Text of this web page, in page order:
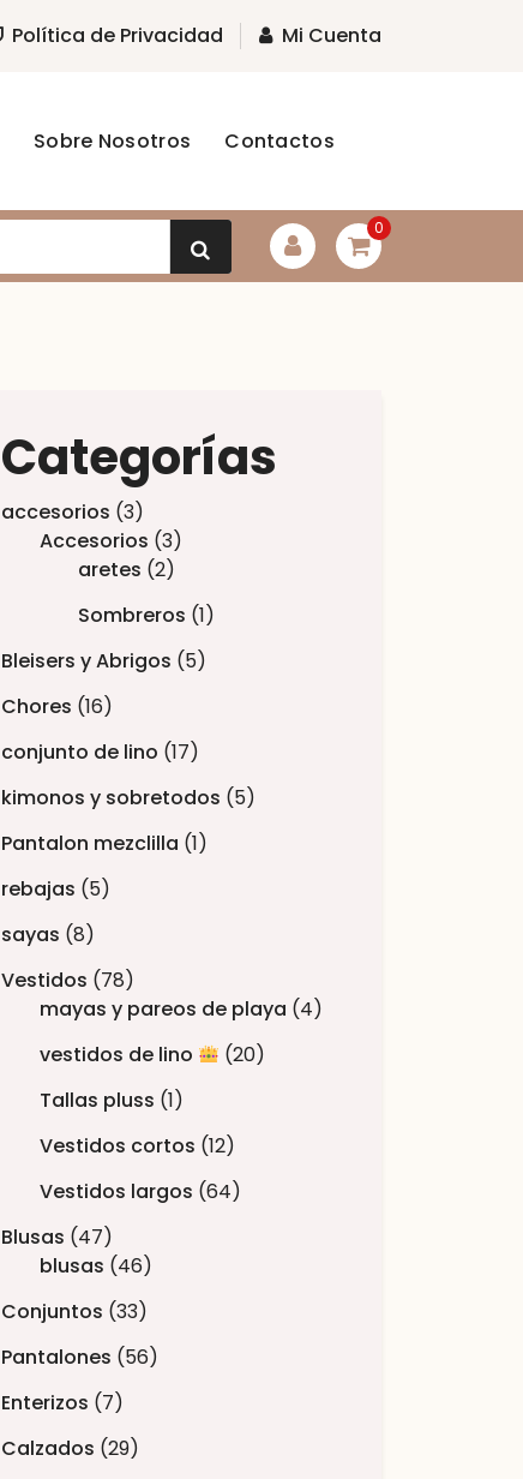
Política de Privacidad Mi Cuenta
Sobre Nosotros Contactos
0
Categorías
accesorios 3
Accesorios 3
aretes 2
Sombreros 1
Bleisers y Abrigos 5
Chores 16
conjunto de lino 17
kimonos y sobretodos 5
Pantalon mezclilla 1
rebajas 5
sayas 8
Vestidos 78
mayas y pareos de playa 4
vestidos de lino
20
Tallas pluss 1
Vestidos cortos 12
Vestidos largos 64
Blusas 47
blusas 46
Conjuntos 33
Pantalones 56
Enterizos 7
Calzados 29